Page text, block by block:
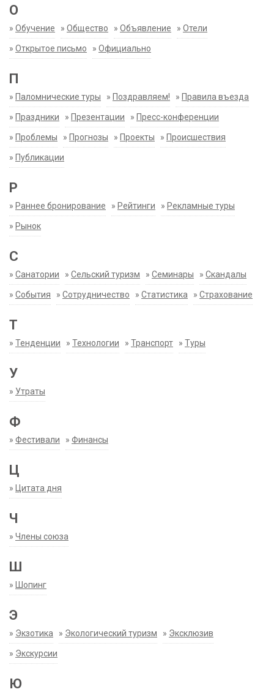
О
» Обучение » Общество » Объявление » Отели
» Открытое письмо » Официально
П
» Паломнические туры » Поздравляем! » Правила въезда
» Праздники » Презентации » Пресс-конференции
» Проблемы » Прогнозы » Проекты » Происшествия
» Публикации
Р
» Раннее бронирование » Рейтинги » Рекламные туры
» Рынок
С
» Санатории » Сельский туризм » Семинары » Скандалы
» События » Сотрудничество » Статистика » Страхование
Т
» Тенденции » Технологии » Транспорт » Туры
У
» Утраты
Ф
» Фестивали » Финансы
Ц
» Цитата дня
Ч
» Члены союза
Ш
» Шопинг
Э
» Экзотика » Экологический туризм » Эксклюзив
» Экскурсии
Ю